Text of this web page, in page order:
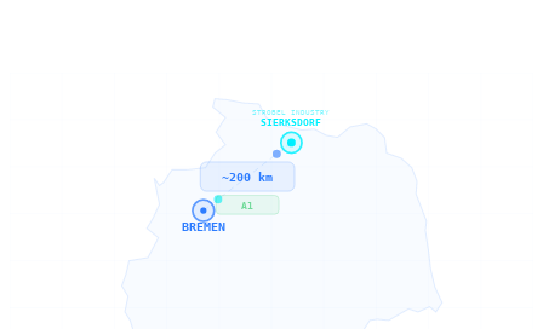
SIERKSDORF
STROBEL INDUSTRY
BREMEN
~200 km
A1